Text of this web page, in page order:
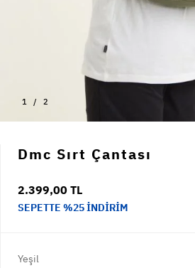
1 / 2
Dmc Sırt Çantası
2.399,00 TL
SEPETTE %25 İNDİRİM
Yeşil